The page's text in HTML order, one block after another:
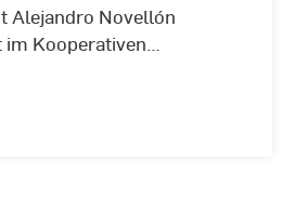
Alejandro Novellón
Kooperativen